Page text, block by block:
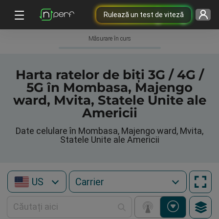
Rulează un test de viteză
Măsurare în curs
Harta ratelor de biți 3G / 4G /
5G în Mombasa, Majengo
ward, Mvita, Statele Unite ale
Americii
Date celulare în Mombasa, Majengo ward, Mvita,
Statele Unite ale Americii
US